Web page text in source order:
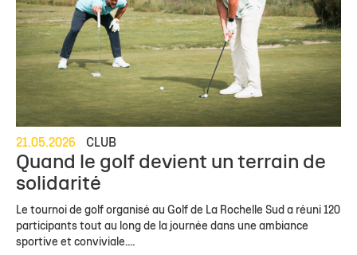
21.05.2026 CLUB
Quand le golf devient un terrain de
solidarité
Le tournoi de golf organisé au Golf de La Rochelle Sud a réuni 120
participants tout au long de la journée dans une ambiance
sportive et conviviale....